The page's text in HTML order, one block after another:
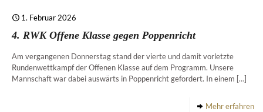
1. Februar 2026
4. RWK Offene Klasse gegen Poppenricht
Am vergangenen Donnerstag stand der vierte und damit vorletzte
Rundenwettkampf der Offenen Klasse auf dem Programm. Unsere
Mannschaft war dabei auswärts in Poppenricht gefordert. In einem […]
Mehr erfahren